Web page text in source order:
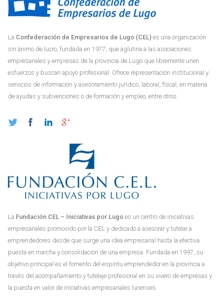
La Confederación de Empresarios de Lugo (CEL) es una organización
sin ánimo de lucro, fundada en 1977, que aglutina a las asociaciones
empresariales y empresas de la provincia de Lugo que libremente unen
esfuerzos y buscan apoyo profesional. Ofrece representación institucional y
servicios de información y asesoramiento jurídico, laboral, fiscal, en materia
de ayudas y subvenciones o de formación y empleo, entre otros.
La Fundación CEL – Iniciativas por Lugo es un centro de iniciativas
empresariales promovido por la CEL y dedicado a asesorar y tutelar a
emprendedores desde que surge una idea empresarial hasta la efectiva
puesta en marcha y consolidación de una empresa. Fundada en 1997, su
objetivo principal es el fomento del espíritu emprendedor en la provincia a
través del acompañamiento y tutelaje profesional en su vivero de empresas y
la puesta en valor de iniciativas empresariales lucenses.